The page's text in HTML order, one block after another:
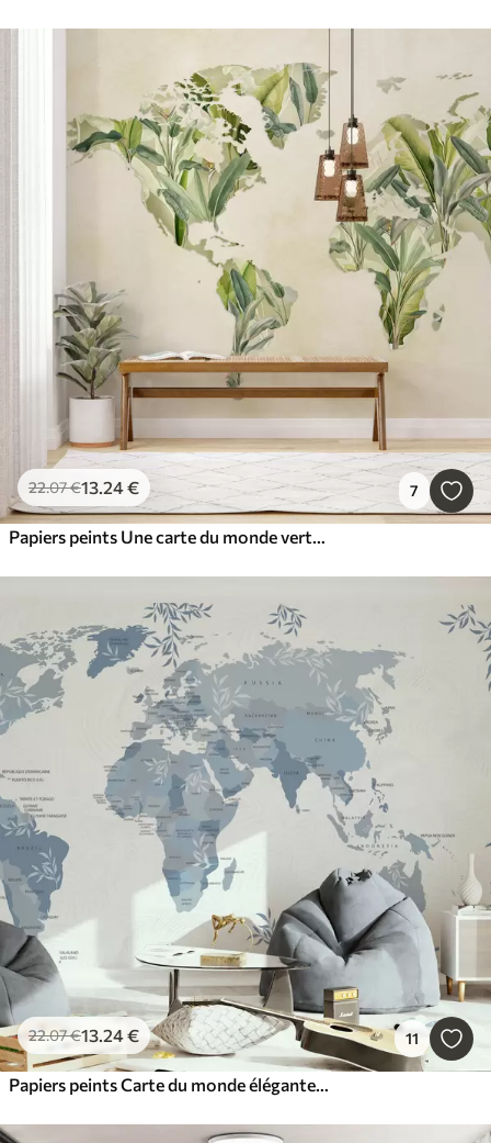
22.07€13.24€ 7
Papiers peints Une carte du monde verte réalisée à partir de feuilles de bananier
22.07€13.24€ 11
Papiers peints Carte du monde élégante avec des feuilles et des plantes de couleur bleue